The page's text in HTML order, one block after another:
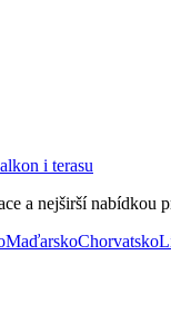
i terasu
a nejširší nabídkou
MaďarskoChorvatsko